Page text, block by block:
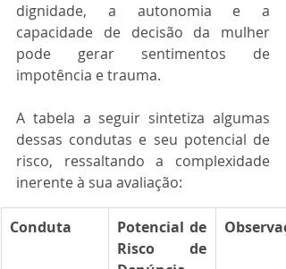
dignidade, a autonomia e a
capacidade de decisão da mulher
pode gerar sentimentos de
impotência e trauma.
A tabela a seguir sintetiza algumas
dessas condutas e seu potencial de
risco, ressaltando a complexidade
inerente à sua avaliação:
Conduta
Potencial de
Risco de